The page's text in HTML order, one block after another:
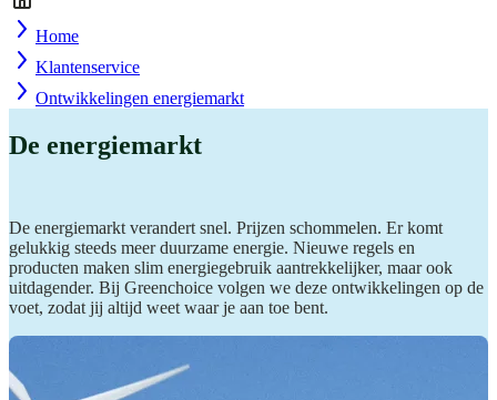
Home
Klantenservice
Ontwikkelingen energiemarkt
De energiemarkt
De energiemarkt verandert snel. Prijzen schommelen. Er komt
gelukkig steeds meer duurzame energie. Nieuwe regels en
producten maken slim energiegebruik aantrekkelijker, maar ook
uitdagender. Bij Greenchoice volgen we deze ontwikkelingen op de
voet, zodat jij altijd weet waar je aan toe bent.